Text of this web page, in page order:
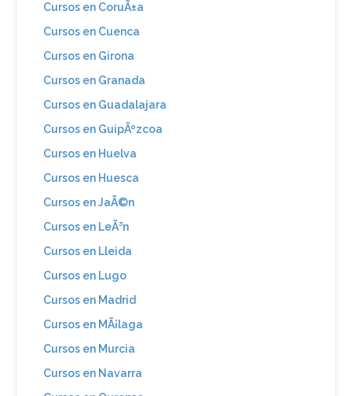
Cursos en CoruÃ±a
Cursos en Cuenca
Cursos en Girona
Cursos en Granada
Cursos en Guadalajara
Cursos en GuipÃºzcoa
Cursos en Huelva
Cursos en Huesca
Cursos en JaÃ©n
Cursos en LeÃ³n
Cursos en Lleida
Cursos en Lugo
Cursos en Madrid
Cursos en MÃ¡laga
Cursos en Murcia
Cursos en Navarra